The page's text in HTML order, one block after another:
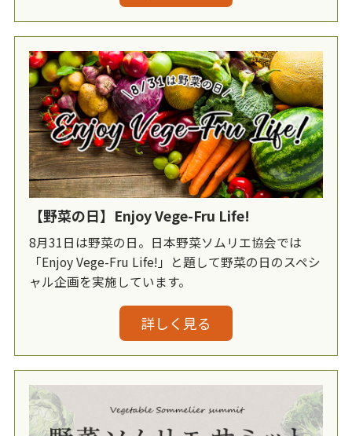
【野菜の日】Enjoy Vege-Fru Life!
8月31日は野菜の日。日本野菜ソムリエ協会では
「Enjoy Vege-Fru Life!」と題して野菜の日のスペシ
ャル企画を実施しています。
詳しく見る